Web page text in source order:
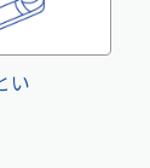
い